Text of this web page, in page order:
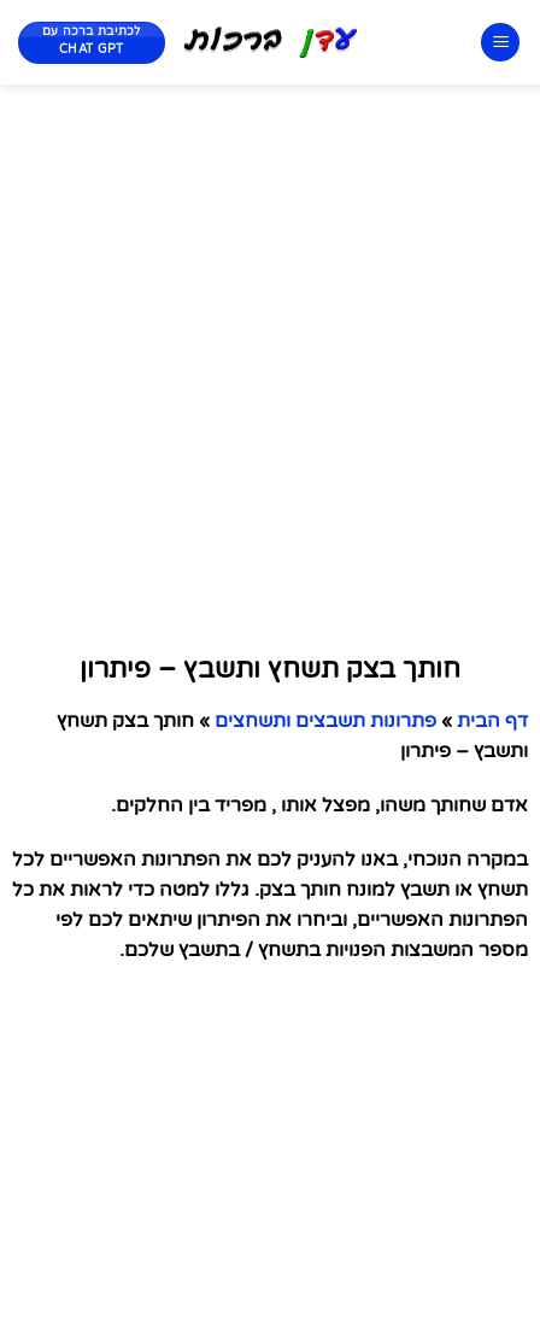
לכתיבת ברכה עם
CHAT GPT
חותך בצק תשחץ ותשבץ – פיתרון
דף הבית » פתרונות תשבצים ותשחצים » חותך בצק תשחץ
ותשבץ – פיתרון
אדם שחותך משהו, מפצל אותו , מפריד בין החלקים.
במקרה הנוכחי, באנו להעניק לכם את הפתרונות האפשריים לכל
תשחץ או תשבץ למונח חותך בצק. גללו למטה כדי לראות את כל
הפתרונות האפשריים, וביחרו את הפיתרון שיתאים לכם לפי
מספר המשבצות הפנויות בתשחץ / בתשבץ שלכם.